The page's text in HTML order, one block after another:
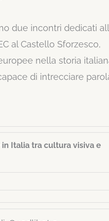
due incontri dedicati
al Castello Sforzesco,
nella storia
di intrecciare
Italia tra cultura visiva e